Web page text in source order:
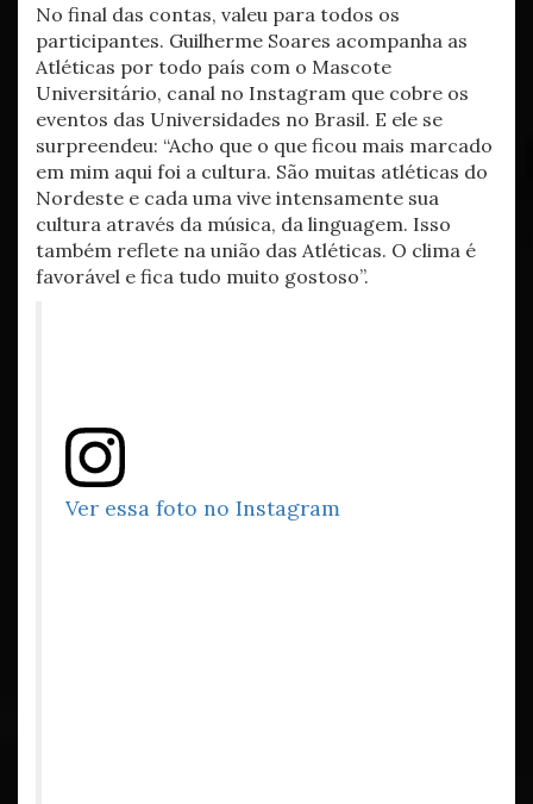
No final das contas, valeu para todos os
participantes. Guilherme Soares acompanha as
Atléticas por todo país com o Mascote
Universitário, canal no Instagram que cobre os
eventos das Universidades no Brasil. E ele se
surpreendeu: “Acho que o que ficou mais marcado
em mim aqui foi a cultura. São muitas atléticas do
Nordeste e cada uma vive intensamente sua
cultura através da música, da linguagem. Isso
também reflete na união das Atléticas. O clima é
favorável e fica tudo muito gostoso”.
Ver essa foto no Instagram